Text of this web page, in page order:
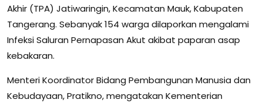
Akhir (TPA) Jatiwaringin, Kecamatan Mauk, Kabupaten
Tangerang. Sebanyak 154 warga dilaporkan mengalami
Infeksi Saluran Pernapasan Akut akibat paparan asap
kebakaran.
Menteri Koordinator Bidang Pembangunan Manusia dan
Kebudayaan, Pratikno, mengatakan Kementerian